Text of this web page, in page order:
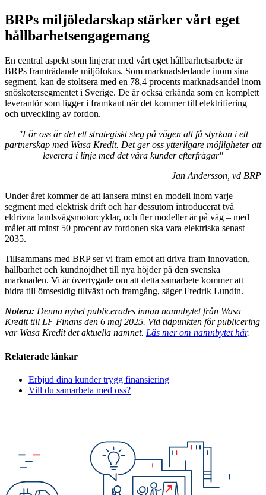
BRPs miljöledarskap stärker vårt eget
hållbarhetsengagemang
En central aspekt som linjerar med vårt eget hållbarhetsarbete är
BRPs framträdande miljöfokus. Som marknadsledande inom sina
segment, kan de stoltsera med en 78,4 procents marknadsandel inom
snöskotersegmentet i Sverige. De är också erkända som en komplett
leverantör som ligger i framkant när det kommer till elektrifiering
och utveckling av fordon.
"För oss är det ett strategiskt steg på vägen att få styrkan i ett
partnerskap med Wasa Kredit. Det ger oss ytterligare möjligheter att
leverera i linje med det våra kunder efterfrågar"
Jan Andersson, vd BRP
Under året kommer de att lansera minst en modell inom varje
segment med elektrisk drift och har dessutom introducerat två
eldrivna landsvägsmotorcyklar, och fler modeller är på väg – med
målet att minst 50 procent av fordonen ska vara elektriska senast
2035.
Tillsammans med BRP ser vi fram emot att driva fram innovation,
hållbarhet och kundnöjdhet till nya höjder på den svenska
marknaden. Vi är övertygade om att detta samarbete kommer att
bidra till ömsesidig tillväxt och framgång, säger Fredrik Lundin.
Notera: Denna nyhet publicerades innan namnbytet från Wasa
Kredit till LF Finans den 6 maj 2025. Vid tidpunkten för publicering
var Wasa Kredit det aktuella namnet. Läs mer om namnbytet här.
Relaterade länkar
Erbjud dina kunder trygg finansiering
Vill du samarbeta med oss?